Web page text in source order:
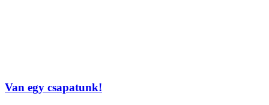
Van egy csapatunk!